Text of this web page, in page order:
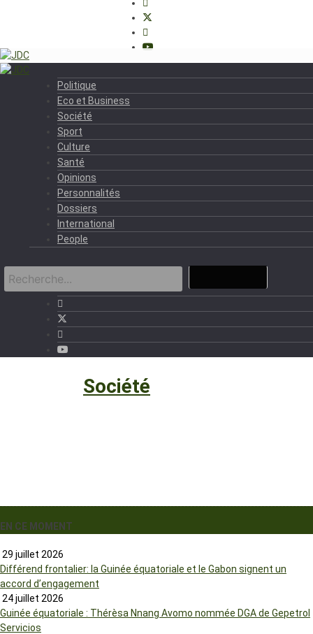
Politique
Eco et Business
Société
Sport
Culture
Santé
Opinions
Personnalités
Dossiers
International
People
Société
EN CE MOMENT
29 juillet 2026
Différend frontalier: la Guinée équatoriale et le Gabon signent un
accord d’engagement
24 juillet 2026
Guinée équatoriale : Thérèsa Nnang Avomo nommée DGA de Gepetrol
Servicios